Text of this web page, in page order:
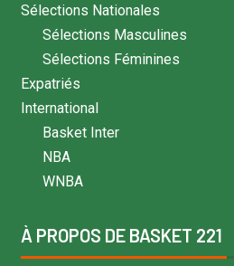
Sélections Nationales
Sélections Masculines
Sélections Féminines
Expatriés
International
Basket Inter
NBA
WNBA
À PROPOS DE BASKET 221